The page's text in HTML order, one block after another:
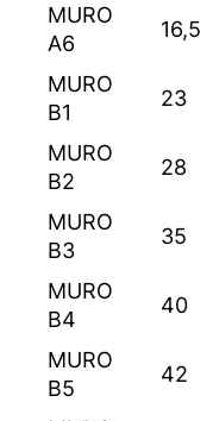
MURO
A6
16,5
MURO
B1
23
MURO
B2
28
MURO
B3
35
MURO
B4
40
MURO
B5
42